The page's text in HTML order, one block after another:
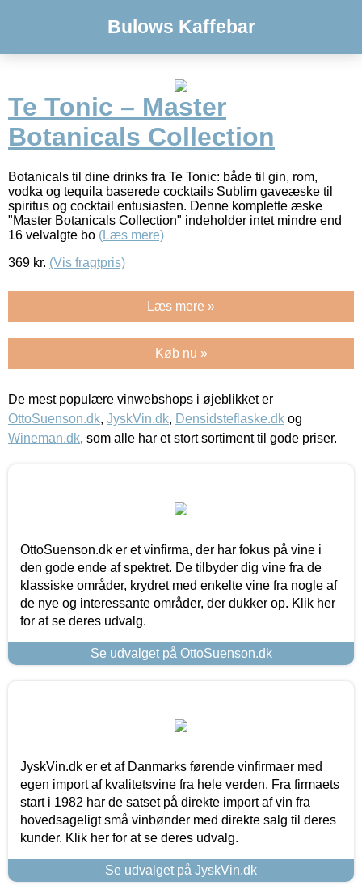
Bulows Kaffebar
Te Tonic – Master
Botanicals Collection
Botanicals til dine drinks fra Te Tonic: både til gin, rom,
vodka og tequila baserede cocktails Sublim gaveæske til
spiritus og cocktail entusiasten. Denne komplette æske
"Master Botanicals Collection" indeholder intet mindre end
16 velvalgte bo (Læs mere)
369 kr. (Vis fragtpris)
Læs mere »
Køb nu »
De mest populære vinwebshops i øjeblikket er
OttoSuenson.dk, JyskVin.dk, Densidsteflaske.dk og
Wineman.dk, som alle har et stort sortiment til gode priser.
OttoSuenson.dk er et vinfirma, der har fokus på vine i
den gode ende af spektret. De tilbyder dig vine fra de
klassiske områder, krydret med enkelte vine fra nogle af
de nye og interessante områder, der dukker op. Klik her
for at se deres udvalg.
Se udvalget på OttoSuenson.dk
JyskVin.dk er et af Danmarks førende vinfirmaer med
egen import af kvalitetsvine fra hele verden. Fra firmaets
start i 1982 har de satset på direkte import af vin fra
hovedsageligt små vinbønder med direkte salg til deres
kunder. Klik her for at se deres udvalg.
Se udvalget på JyskVin.dk